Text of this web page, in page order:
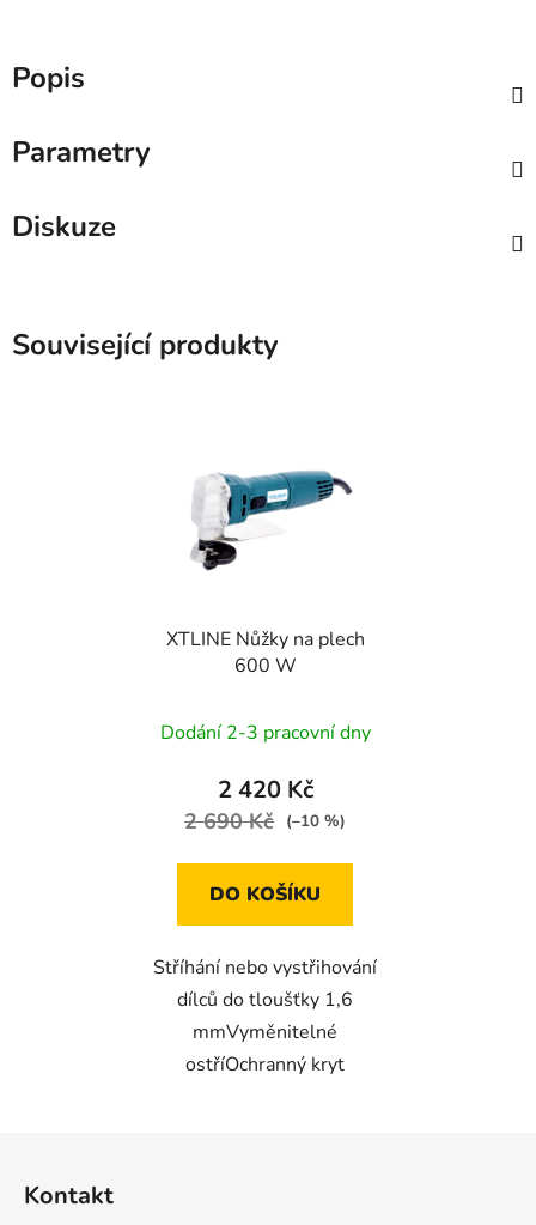
Popis
Parametry
Diskuze
Související produkty
XTLINE Nůžky na plech
600 W
Dodání 2-3 pracovní dny
2 420 Kč
2 690 Kč (–10 %)
DO KOŠÍKU
Stříhání nebo vystřihování
dílců do tloušťky 1,6
mmVyměnitelné
ostříOchranný kryt
Kontakt